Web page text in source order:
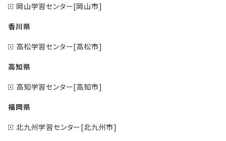
岡山学習センター[岡山市]
香川県
高松学習センター[高松市]
高知県
高知学習センター[高知市]
福岡県
北九州学習センター[北九州市]